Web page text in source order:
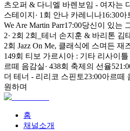
츠오퍼 & 다니엘 바렌보임 - 여자는
스테이지 · 1회 안나 카레니나16:30아
We Are Martin Parr17:00당신이 있는
2· 2회 2회_테너 손지훈 & 바리톤 김
2회 Jazz On Me, 클래식에 스며든 재
149회 티보 가르시아 : 기타 리사이틀
르떼 음감실· 438회 축제의 선율5
더 테너 - 리리코 스핀토23:00아르떼
원하며
홈
채널소개